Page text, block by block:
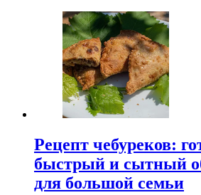
Рецепт чебуреков:
быстрый и сытный
для большой семьи